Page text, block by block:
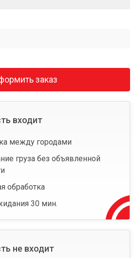
заказ
входит
между городами
груза без объявленной
обработка
30 мин.
не входит